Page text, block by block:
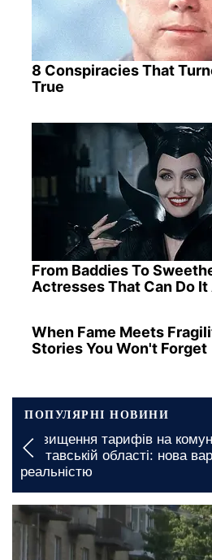
8 Conspiracies That
True
From Baddies To
Actresses That Can Do It
When Fame Meets
Stories You Won't Forget
ПОПУЛЯРНІ НОВИНИ
Підвищення тарифів на
Полтавській області: нова
реальністю
вчора, 23:00